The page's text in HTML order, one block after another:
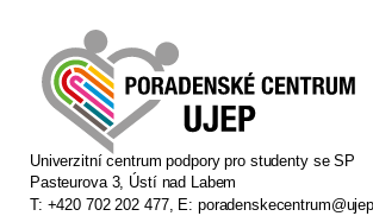
Univerzitní centrum podpory pro studenty se SP
Pasteurova 3, Ústí nad Labem
T: +420 702 202 477, E: